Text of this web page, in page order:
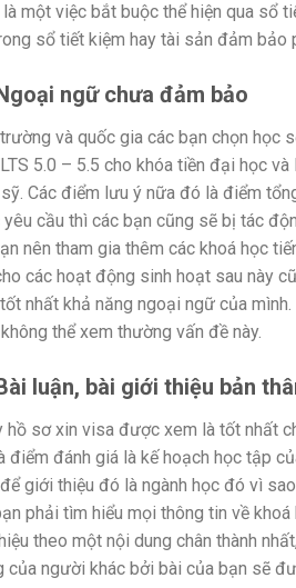
là một việc bắt buộc thể hiện qua sổ
sổ tiết kiệm hay tài sản đảm bảo
ngữ chưa đảm bảo
và quốc gia các bạn chọn học
5.0 – 5.5 cho khóa tiền đại học
Các điểm lưu ý nữa đó là điểm
cầu thì các bạn cũng sẽ bị tác
nên tham gia thêm các khoá học
các hoạt động sinh hoạt sau này
nhất khả năng ngoại ngữ của
thể xem thường vấn đề này.
luận, bài giới thiệu bản
hồ sơ xin visa được xem là tốt nhất
điểm đánh giá là kế hoạch học tập
giới thiệu đó là ngành học đó vì
phải tìm hiểu mọi thông tin về
theo một nội dung chân thành
của người khác bởi bài của bạn sẽ